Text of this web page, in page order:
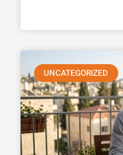
UNCATEGORIZED